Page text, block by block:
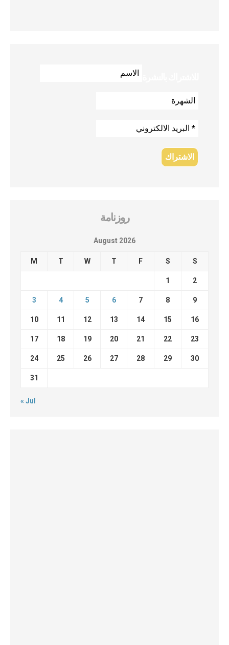
روزنامة
August 2026
M T W T F S S
1 2
3 4 5 6 7 8 9
10 11 12 13 14 15 16
17 18 19 20 21 22 23
24 25 26 27 28 29 30
31
« Jul